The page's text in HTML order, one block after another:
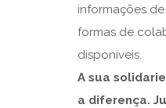
informações
formas de
disponíveis.
A sua
a diferença.